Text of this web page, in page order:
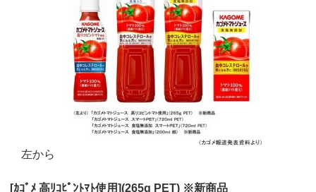
左から
[ｶｺﾞﾒ 高ﾘｺﾋﾟﾝﾄﾏﾄ使用](265g PET) ※新商品